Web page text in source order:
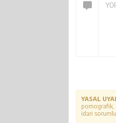
YASAL
pornografik,
idari